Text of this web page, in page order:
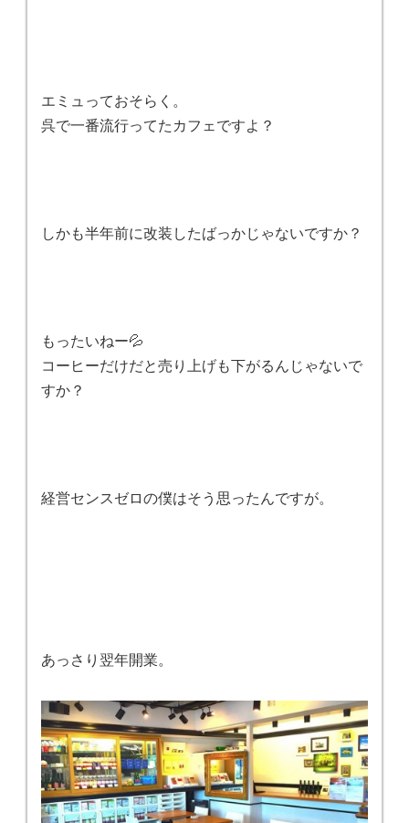
エミュっておそらく。
呉で一番流行ってたカフェですよ？
しかも半年前に改装したばっかじゃないですか？
もったいねー💦
コーヒーだけだと売り上げも下がるんじゃないで
すか？
経営センスゼロの僕はそう思ったんですが。
あっさり翌年開業。